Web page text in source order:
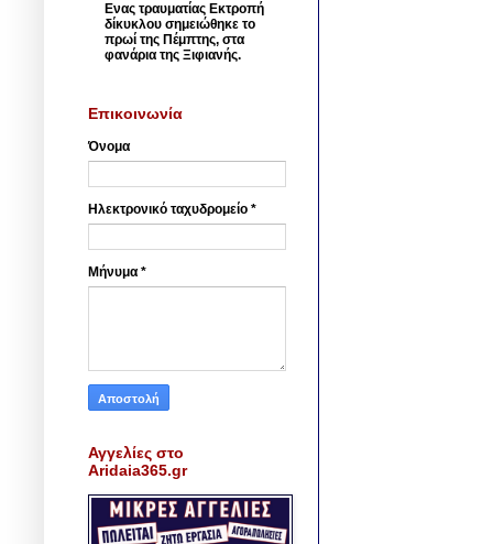
Ενας τραυματίας Εκτροπή
δίκυκλου σημειώθηκε το
πρωί της Πέμπτης, στα
φανάρια της Ξιφιανής.
Επικοινωνία
Όνομα
Ηλεκτρονικό ταχυδρομείο *
Μήνυμα *
Αγγελίες στο
Aridaia365.gr